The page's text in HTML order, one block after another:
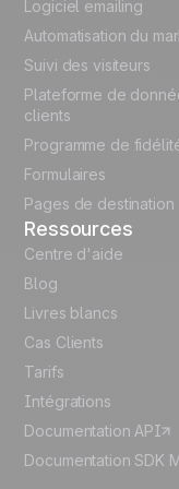
German
Italian
Logiciel emailing
Automatisation du
Suivi des visiteurs
Plateforme de
clients
Programme de
Formulaires
Pages de destination
Ressources
Centre d'aide
Blog
Livres blancs
Cas Clients
Tarifs
Intégrations
Documentation API
Documentation SDK